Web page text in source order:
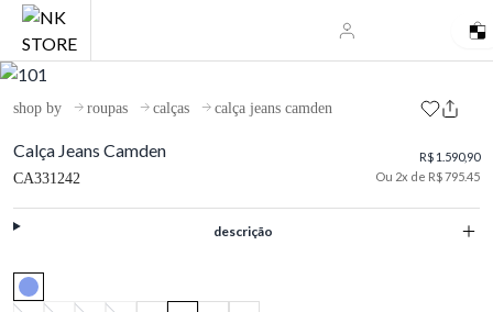
shop by roupas calças calça jeans camden
Calça Jeans Camden
CA331242
R$ 1.590,90
Ou 2x de R$ 795.45
descrição